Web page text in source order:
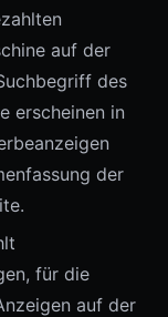
auf der
des
erscheinen in
der
für die
auf der